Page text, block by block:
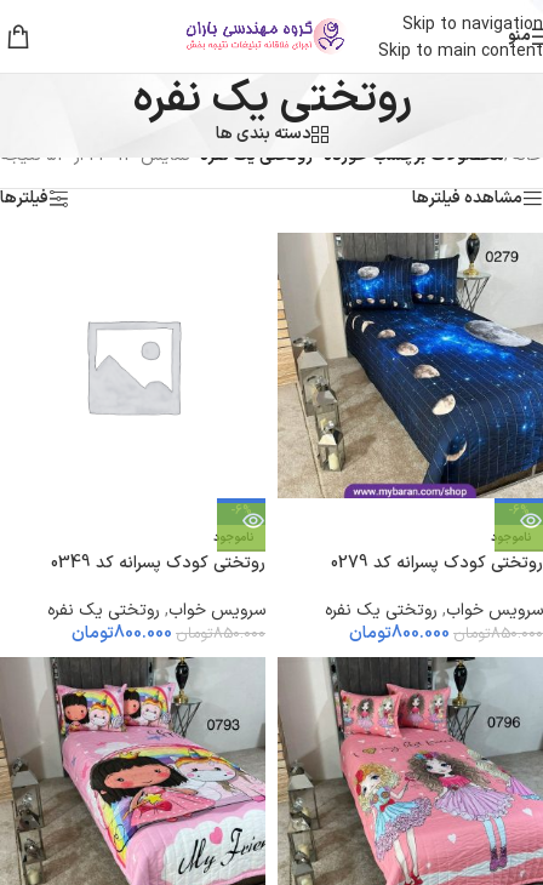
Skip to navigation
Skip to main content
منو
روتختی یک نفره
دسته بندی ها
خانه /محصولات برچسب خورده “روتختی یک نفره” نمایش 13–24 از 53 نتیجه
مشاهده فیلترها
فیلترها
-6%
ناموجود
روتختی کودک پسرانه کد 0279
سرویس خواب, روتختی یک نفره
850.000تومان 800.000تومان
-6%
ناموجود
روتختی کودک پسرانه کد 0349
سرویس خواب, روتختی یک نفره
850.000تومان 800.000تومان